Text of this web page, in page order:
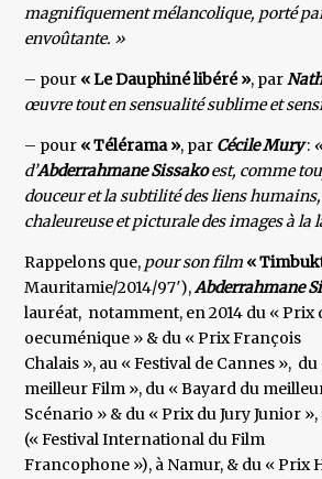
magnifiquement mélancolique, porté
envoûtante. »
– pour « Le Dauphiné libéré », par
œuvre tout en sensualité sublime et
– pour « Télérama », par Cécile Mury:
d’Abderrahmane Sissakoest, comme
douceur et la subtilité des liens
chaleureuse et picturale des images à la
Rappelons que, pour son film «
Mauritamie/2014/97′),Abderrahmane
lauréat, notamment, en 2014 du « Prix
oecuménique » & du « Prix François
Chalais », au « Festival de Cannes »,
meilleur Film », du « Bayard du
Scénario » & du « Prix du Jury Junior
(« Festival International du Film
Francophone »), à Namur, & du « Prix